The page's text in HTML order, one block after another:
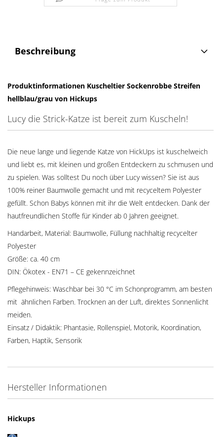
Beschreibung
Produktinformationen Kuscheltier Sockenrobbe Streifen
hellblau/grau von Hickups
Lucy die Strick-Katze ist bereit zum Kuscheln!
Die neue lange und liegende Katze von HickUps ist kuschelweich
und liebt es, mit kleinen und großen Entdeckern zu schmusen und
zu spielen. Was solltest Du noch über Lucy wissen? Sie ist aus
100% reiner Baumwolle gemacht und mit recyceltem Polyester
gefüllt. Schon Babys können mit ihr die Welt entdecken. Dank der
hautfreundlichen Stoffe für Kinder ab 0 Jahren geeignet.
Handarbeit, Material: Baumwolle, Füllung nachhaltig recycelter
Polyester
Größe: ca. 40 cm
DIN: Ökotex - EN71 – CE gekennzeichnet
Pflegehinweis: Waschbar bei 30 °C im Schonprogramm, am besten
mit ähnlichen Farben. Trocknen an der Luft, direktes Sonnenlicht
meiden.
Einsatz / Didaktik: Phantasie, Rollenspiel, Motorik, Koordination,
Farben, Haptik, Sensorik
Hersteller Informationen
Hickups